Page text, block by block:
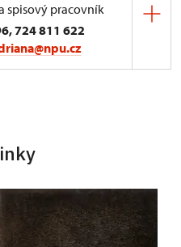
spisový pracovník
724 811 622